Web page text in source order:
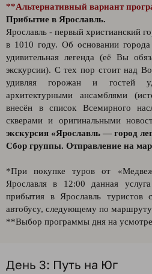
**Альтернативный вариант
Прибытие в Ярославль.
Ярославль - первый христианский
в 1010 году. Об основании
удивительная легенда (её Вы
экскурсии). С тех пор стоит над
удивляя горожан и гостей
архитектурными ансамблями
внесён в список Всемирного
скверами и оригинальными
экскурсия «Ярославль — город
Сбор группы. Отправление на
*При покупке туров от
Ярославля в 12:00 данная
прибытия в Ярославль туристов
автобусу, следующему по маршруту
**Выбор программы дня на
День 3: Путь на Юг